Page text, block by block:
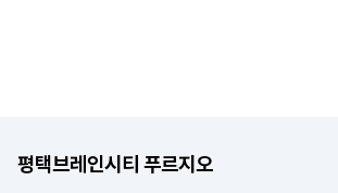
평택브레인시티 푸르지오